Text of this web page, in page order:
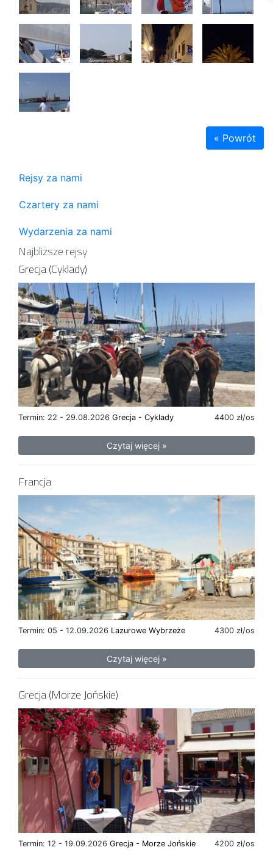
« Powrót
Rejsy za nami
Czartery za nami
Wydarzenia za nami
Najbliższe rejsy
Grecja (Cyklady)
Termin: 22 - 29.08.2026 4400 zł/os
Grecja - Cyklady
Czytaj więcej »
Francja
Termin: 05 - 12.09.2026 4300 zł/os
Lazurowe Wybrzeże
Czytaj więcej »
Grecja (Morze Jońskie)
Termin: 12 - 19.09.2026 4200 zł/os
Grecja - Morze Jońskie